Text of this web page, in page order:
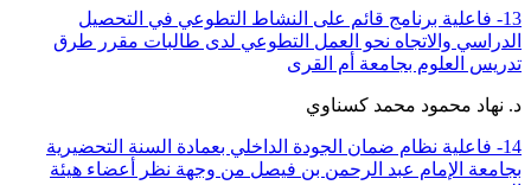
13- فاعلية برنامج قائم على النشاط التطوعي في التحصيل
الدراسي والاتجاه نحو العمل التطوعي لدى طالبات مقرر طرق
تدريس العلوم بجامعة أم القرى
د. نهاد محمود محمد كسناوي
14- فاعلية نظام ضمان الجودة الداخلي بعمادة السنة التحضيرية
بجامعة الإمام عبد الرحمن بن فيصل من وجهة نظر أعضاء هيئة